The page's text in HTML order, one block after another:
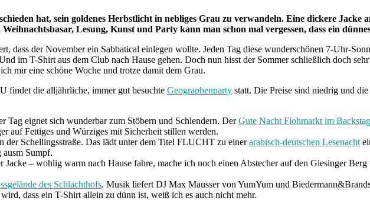
hat, sein goldenes Herbstlicht in nebliges Grau zu verwandeln. Eine dickere Jacke
Lesung, Kunst und Party kann man schon mal vergessen, dass ein
dass der November ein Sabbatical einlegen wollte. Jeden Tag diese wunderschönen 7-Uhr-
im T-Shirt aus dem Club nach Hause gehen. Doch nun hisst der Sommer schließlich doch
mir eine schöne Woche und trotze damit dem Grau.
findet die alljährliche, immer gut besuchte Geographenparty statt. Die Preise sind niedrig und
Tag eignet sich wunderbar zum Stöbern und Schlendern. DerGute Nacht Flohmarkt im
auf Fettiges und Würziges mit Sicherheit stillen werden.
der Schellingsstraße. Das lädt unter dem Titel FLUCHT zu einerarabisch-deutschen Lesenacht
Sumpf.
– wohlig warm nach Hause fahre, mache ich noch einen Abstecher auf den Giesinger Berg
des Schlachthofs. Musik liefert DJ Max Mausser von YumYum und
dass ein T-Shirt allein zu dünn ist, weiß ich es auch nicht mehr.